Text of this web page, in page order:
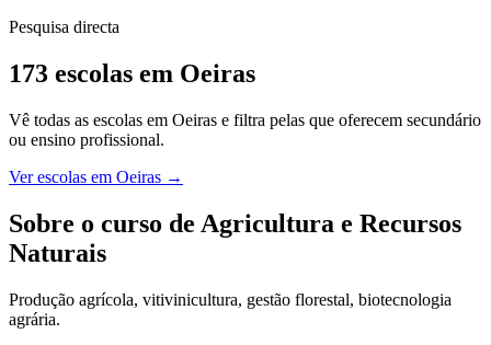
Pesquisa directa
173 escolas em Oeiras
Vê todas as escolas em Oeiras e filtra pelas que oferecem secundário
ou ensino profissional.
Ver escolas em Oeiras →
Sobre o curso de Agricultura e Recursos
Naturais
Produção agrícola, vitivinicultura, gestão florestal, biotecnologia
agrária.